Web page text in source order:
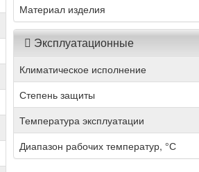
Материал изделия
Эксплуатационные
Климатическое исполнение
Степень защиты
Температура эксплуатации
Диапазон рабочих температур, °С